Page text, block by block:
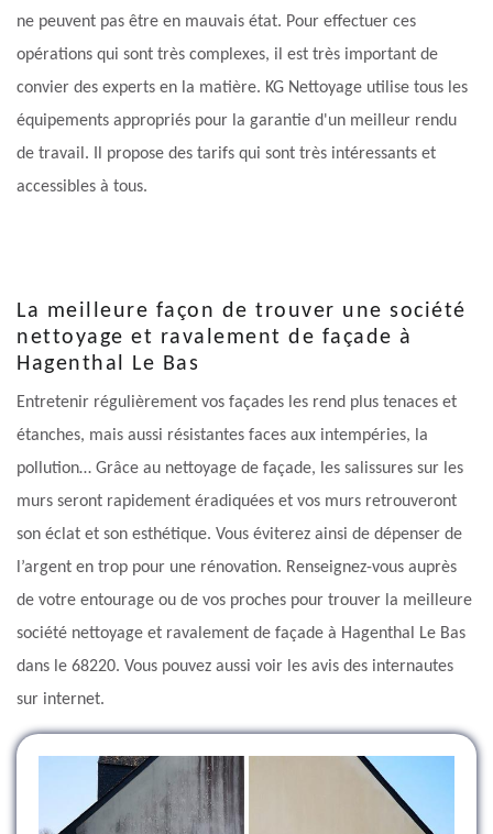
ne peuvent pas être en mauvais état. Pour effectuer ces
opérations qui sont très complexes, il est très important de
convier des experts en la matière. KG Nettoyage utilise tous les
équipements appropriés pour la garantie d'un meilleur rendu
de travail. Il propose des tarifs qui sont très intéressants et
accessibles à tous.
La meilleure façon de trouver une société
nettoyage et ravalement de façade à
Hagenthal Le Bas
Entretenir régulièrement vos façades les rend plus tenaces et
étanches, mais aussi résistantes faces aux intempéries, la
pollution… Grâce au nettoyage de façade, les salissures sur les
murs seront rapidement éradiquées et vos murs retrouveront
son éclat et son esthétique. Vous éviterez ainsi de dépenser de
l’argent en trop pour une rénovation. Renseignez-vous auprès
de votre entourage ou de vos proches pour trouver la meilleure
société nettoyage et ravalement de façade à Hagenthal Le Bas
dans le 68220. Vous pouvez aussi voir les avis des internautes
sur internet.